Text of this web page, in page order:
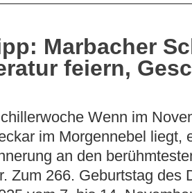
Marbacher
feiern,
Wenn im
im Morgennebel liegt,
an den
Zum 266. Geburtstag des